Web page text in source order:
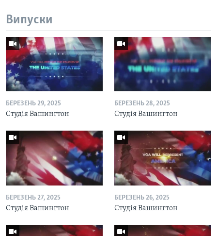
Випуски
БЕРЕЗЕНЬ 29, 2025
Студія Вашингтон
БЕРЕЗЕНЬ 28, 2025
Студія Вашингтон
БЕРЕЗЕНЬ 27, 2025
Студія Вашингтон
БЕРЕЗЕНЬ 26, 2025
Студія Вашингтон